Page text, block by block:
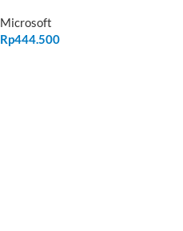
Microsoft
Rp444.500